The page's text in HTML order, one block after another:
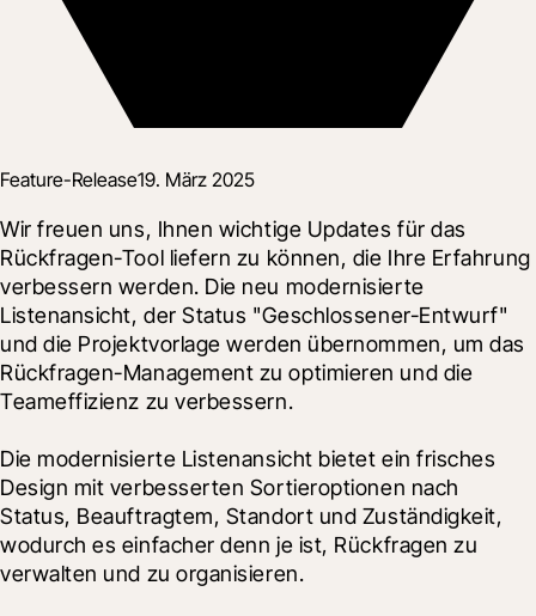
Feature-Release19. März 2025
Wir freuen uns, Ihnen wichtige Updates für das
Rückfragen-Tool liefern zu können, die Ihre Erfahrung
verbessern werden. Die neu modernisierte
Listenansicht, der Status "Geschlossener-Entwurf"
und die Projektvorlage werden übernommen, um das
Rückfragen-Management zu optimieren und die
Teameffizienz zu verbessern.
Die modernisierte Listenansicht bietet ein frisches
Design mit verbesserten Sortieroptionen nach
Status, Beauftragtem, Standort und Zuständigkeit,
wodurch es einfacher denn je ist, Rückfragen zu
verwalten und zu organisieren.